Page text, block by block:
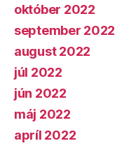
október 2022
september 2022
august 2022
júl 2022
jún 2022
máj 2022
apríl 2022